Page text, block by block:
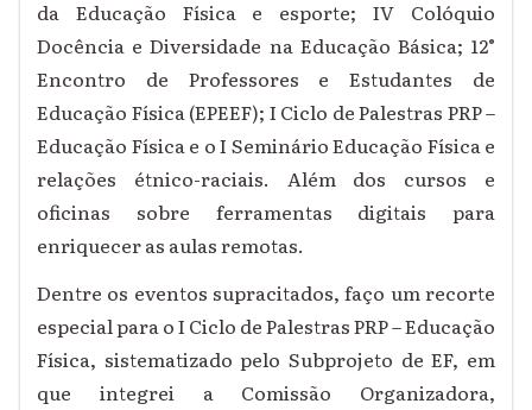
da Educação Física e esporte;IV Colóquio
Docência e Diversidade na Educação Básica; 12°
Encontro de Professores e Estudantes de
Educação Física (EPEEF); I Ciclo de Palestras PRP –
Educação Física e o I Seminário Educação Física e
relações étnico-raciais. Além dos cursos e
oficinas sobre ferramentas digitais para
enriquecer as aulas remotas.
Dentre os eventos supracitados, faço um recorte
especial para o I Ciclo de Palestras PRP – Educação
Física, sistematizado pelo Subprojeto de EF, em
que integrei a Comissão Organizadora,